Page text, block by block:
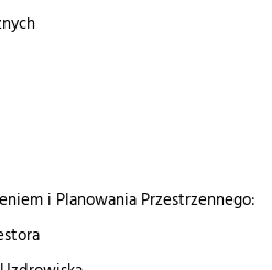
i Planowania Przestrzennego: